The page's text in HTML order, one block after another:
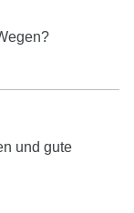
und gute